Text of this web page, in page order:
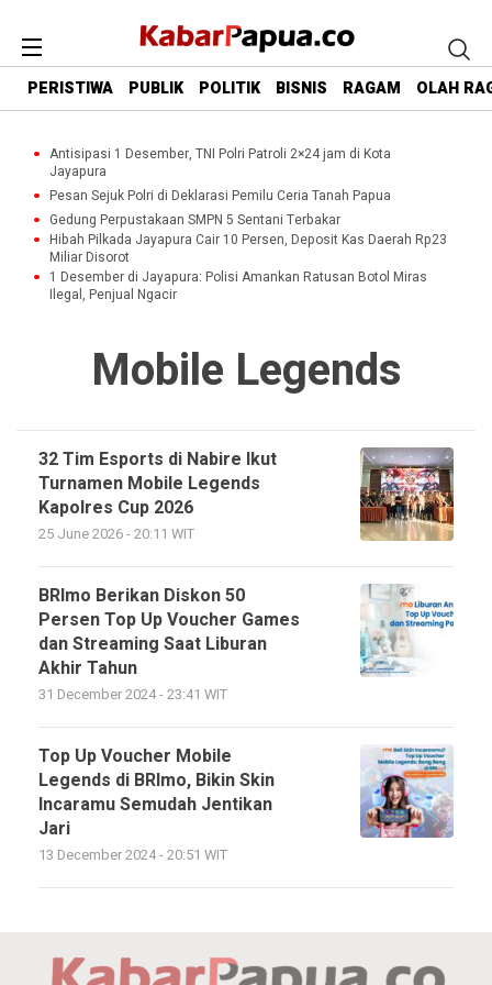
PERISTIWA PUBLIK POLITIK BISNIS RAGAM OLAH
Antisipasi 1 Desember, TNI Polri Patroli 2×24 jam di Kota
Jayapura
Pesan Sejuk Polri di Deklarasi Pemilu Ceria Tanah Papua
Gedung Perpustakaan SMPN 5 Sentani Terbakar
Hibah Pilkada Jayapura Cair 10 Persen, Deposit Kas Daerah Rp23
Miliar Disorot
1 Desember di Jayapura: Polisi Amankan Ratusan Botol Miras
Ilegal, Penjual Ngacir
Mobile Legends
32 Tim Esports di Nabire Ikut
Turnamen Mobile Legends
Kapolres Cup 2026
25 June 2026 - 20:11 WIT
BRImo Berikan Diskon 50
Persen Top Up Voucher Games
dan Streaming Saat Liburan
Akhir Tahun
31 December 2024 - 23:41 WIT
Top Up Voucher Mobile
Legends di BRImo, Bikin Skin
Incaramu Semudah Jentikan
Jari
13 December 2024 - 20:51 WIT